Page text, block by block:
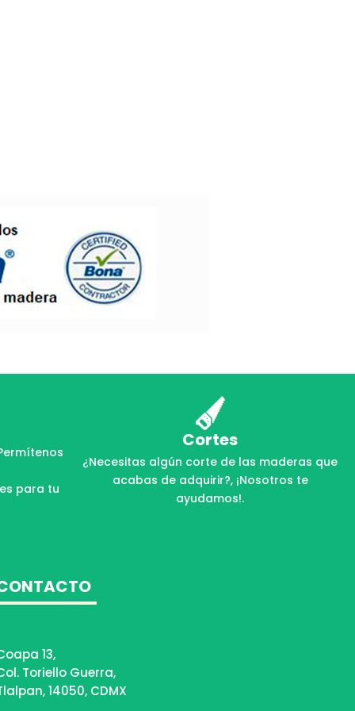
para tu
Cortes
¿Necesitas algún corte de las maderas que
acabas de adquirir?, ¡Nosotros te
ayudamos!.
13,
Toriello Guerra,
14050, CDMX